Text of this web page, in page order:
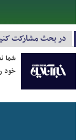
در بحث مشارکت
شما
خود